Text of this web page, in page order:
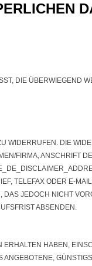
DIE ÜBERWIEGEND
DIE
FIRMA, ANSCHRIFT
TELEFAX ODER E-
JEDOCH NICHT
ABSENDEN.
HABEN,